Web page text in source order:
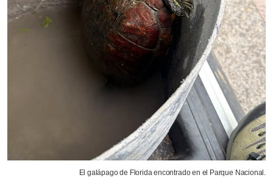
El galápago de Florida encontrado en el Parque Nacional.